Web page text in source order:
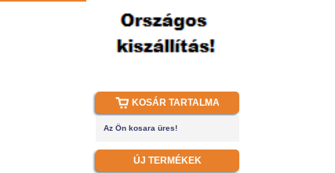
KOSÁR TARTALMA
Az Ön kosara üres!
ÚJ TERMÉKEK